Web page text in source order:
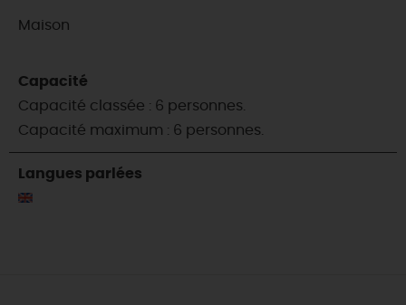
Maison
Capacité
Capacité classée : 6 personnes.
Capacité maximum : 6 personnes.
Langues parlées